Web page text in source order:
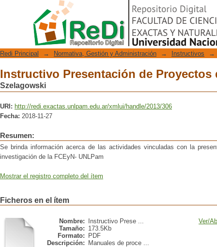
Instructivo Presentación de
Repositorio Digital
Redi Principal → Normativa, Gestión y Administración → Instructivos →
Instructivo Presentación de Proyectos
Szelagowski
URI: http://redi.exactas.unlpam.edu.ar/xmlui/handle/2013/306
Fecha: 2018-11-27
Resumen:
Se brinda información acerca de las actividades vinculadas con la
investigación de la FCEyN- UNLPam
Mostrar el registro completo del ítem
Ficheros en el ítem
Nombre:
Instructivo Prese ...
Tamaño: 173.5Kb
Formato:
PDF
Descripción:
Manuales de proce ...
Ver/